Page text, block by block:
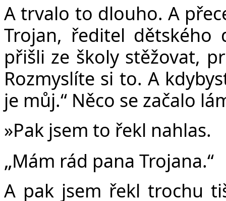
A trvalo to dlouho. A
Trojan, ředitel dětského
přišli ze školy stěžovat,
Rozmyslíte si to. A
je můj.“ Něco se začalo
»Pak jsem to řekl nahlas.
„Mám rád pana Trojana.“
A pak jsem řekl trochu